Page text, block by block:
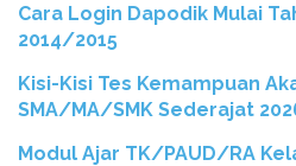
Cara Login Dapodik Mulai
2014/2015
Kisi-Kisi Tes Kemampuan
SMA/MA/SMK Sederajat
Modul Ajar TK/PAUD/RA